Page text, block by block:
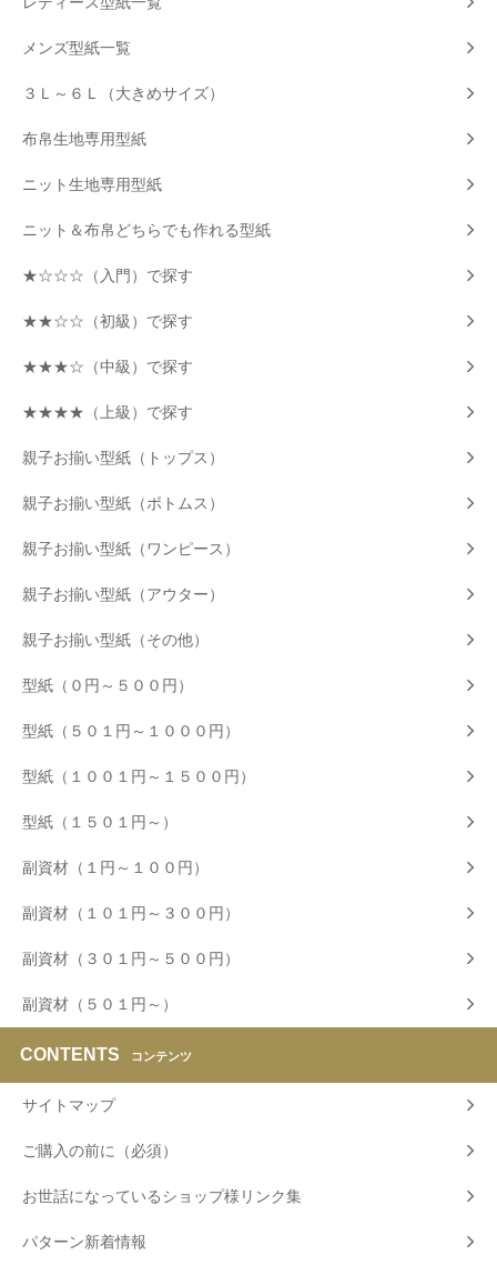
メンズ型紙一覧
３Ｌ～６Ｌ（大きめサイズ）
布帛生地専用型紙
ニット生地専用型紙
ニット＆布帛どちらでも作れる型紙
★☆☆☆（入門）で探す
★★☆☆（初級）で探す
★★★☆（中級）で探す
★★★★（上級）で探す
親子お揃い型紙（トップス）
親子お揃い型紙（ボトムス）
親子お揃い型紙（ワンピース）
親子お揃い型紙（アウター）
親子お揃い型紙（その他）
型紙（０円～５００円）
型紙（５０１円～１０００円）
型紙（１００１円～１５００円）
型紙（１５０１円～）
副資材（１円～１００円）
副資材（１０１円～３００円）
副資材（３０１円～５００円）
副資材（５０１円～）
CONTENTS コンテンツ
サイトマップ
ご購入の前に（必須）
お世話になっているショップ様リンク集
パターン新着情報